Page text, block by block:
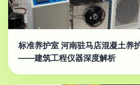
标准养护室 河南驻马店混凝土养
——建筑工程仪器深度解析